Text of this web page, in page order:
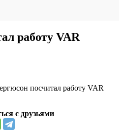
работу VAR
с друзьями